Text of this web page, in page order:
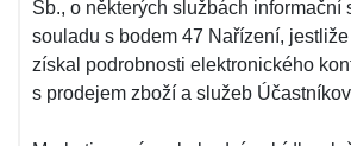
Sb., o některých službách informační
souladu s bodem 47 Nařízení, jestliže
získal podrobnosti elektronického
s prodejem zboží a služeb